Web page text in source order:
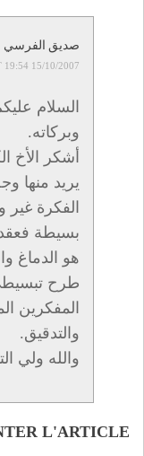
صديق الفرسي
15/10/2007 AT 19:54
السلام
وبركاته.
أشكر الأخ
يريد منها
الفكرة غير
بسيطة
هو الدماغ
طرح
المفكرين
والتدقيق.
والله ولي
L'ARTICLE